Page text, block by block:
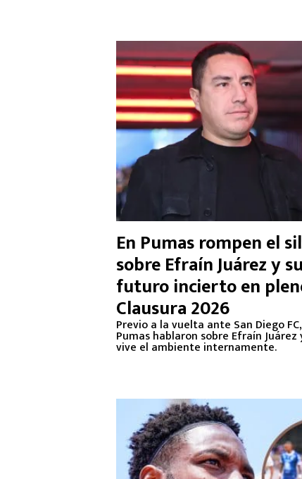
En Pumas rompen el
sobre Efraín Juárez y su
futuro incierto en
Clausura 2026
Previo a la vuelta ante San Diego
Pumas hablaron sobre Efraín Juárez
vive el ambiente internamente.